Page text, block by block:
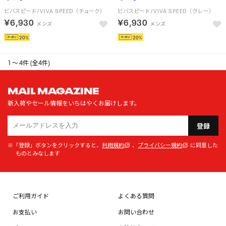
ビバスピード/VIVA SPEED （チョーク）
￥6,930
20
ビバスピード/VIVA SPEED （グレー）
￥6,930
20
1 ～ 4件 (全4件)
MAIL MAGAZINE
新入荷やセール情報をいちはやくお届けします。
登録
※「登録」ボタンをクリックすると、 利用規約 、 プライバシー規約
に同意した
ものとみなします
ご利用ガイド
お支払い
よくある質問
お問い合わせ